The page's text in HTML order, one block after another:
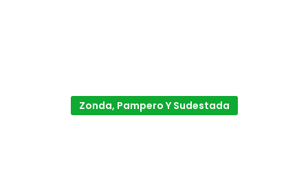
Zonda, Pampero Y Sudestada